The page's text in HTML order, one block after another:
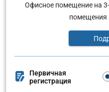
Офисное помещение на
помещения
Первичная
регистрация